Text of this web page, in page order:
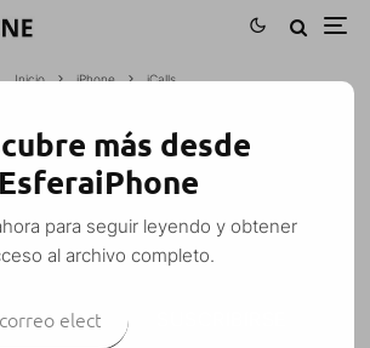
Inicio iPhone iCalls
ICALLS
· 10 abril, 2008 · 1 Minuto de lectura
controlar el nº de llamadas
más desde
EsferaiPhone
para seguir leyendo y obtener
al archivo completo.